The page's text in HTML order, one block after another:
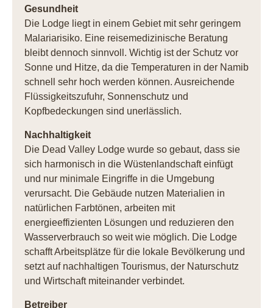
Gesundheit
Die Lodge liegt in einem Gebiet mit sehr geringem
Malariarisiko. Eine reisemedizinische Beratung
bleibt dennoch sinnvoll. Wichtig ist der Schutz vor
Sonne und Hitze, da die Temperaturen in der Namib
schnell sehr hoch werden können. Ausreichende
Flüssigkeitszufuhr, Sonnenschutz und
Kopfbedeckungen sind unerlässlich.
Nachhaltigkeit
Die Dead Valley Lodge wurde so gebaut, dass sie
sich harmonisch in die Wüstenlandschaft einfügt
und nur minimale Eingriffe in die Umgebung
verursacht. Die Gebäude nutzen Materialien in
natürlichen Farbtönen, arbeiten mit
energieeffizienten Lösungen und reduzieren den
Wasserverbrauch so weit wie möglich. Die Lodge
schafft Arbeitsplätze für die lokale Bevölkerung und
setzt auf nachhaltigen Tourismus, der Naturschutz
und Wirtschaft miteinander verbindet.
Betreiber